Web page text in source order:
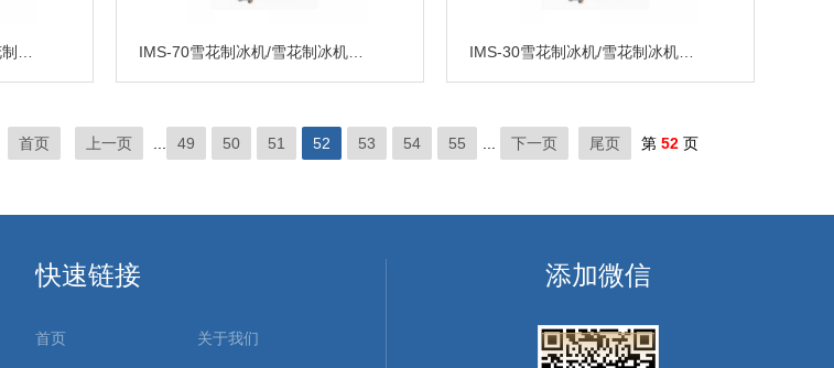
首页 上一页 49 50 51 52 53 54 55 下一页 尾页 第 52页
快速链接
首页 关于我们
添加微信